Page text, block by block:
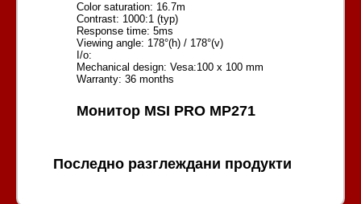
Color saturation: 16.7m
Contrast: 1000:1 (typ)
Response time: 5ms
Viewing angle: 178°(h) / 178°(v)
I/o:
Mechanical design: Vesa:100 x 100 mm
Warranty: 36 months
Монитор MSI PRO MP271
Последно разглеждани продукти